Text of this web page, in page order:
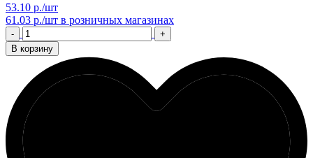
53.10 р./шт
61.03 р./шт в розничных магазинах
-
+
В корзину